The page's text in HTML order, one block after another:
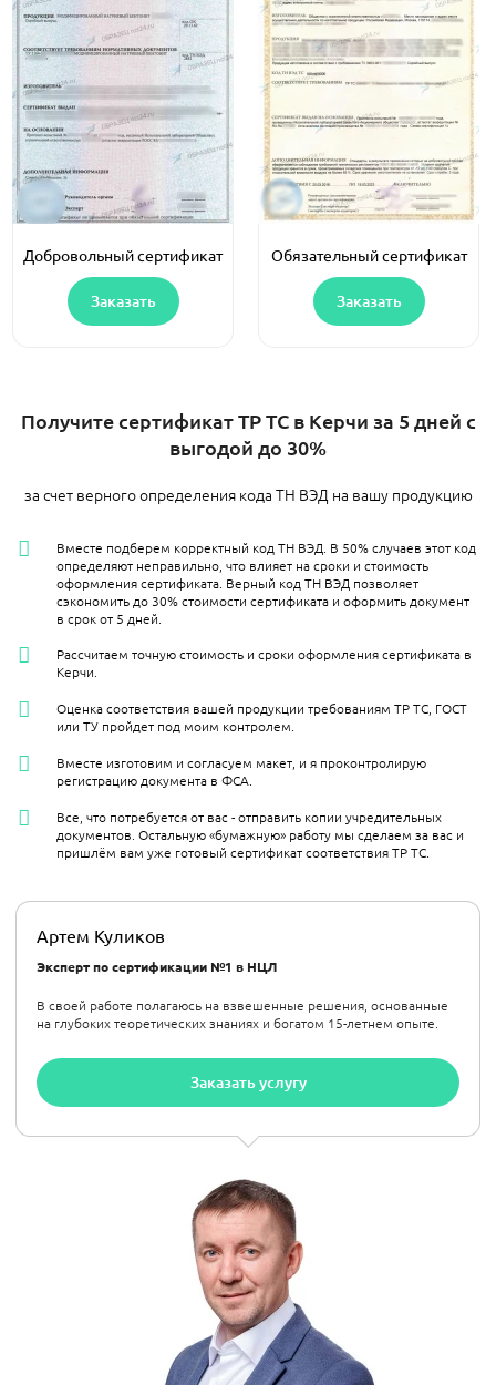
Добровольный сертификат
Заказать
Обязательный сертификат
Заказать
Получите сертификат ТР ТС в Керчи за 5 дней с
выгодой до 30%
за счет верного определения кода ТН ВЭД на вашу продукцию
Артем Куликов
Эксперт по сертификации №1 в НЦЛ
В своей работе полагаюсь на взвешенные решения, основанные
на глубоких теоретических знаниях и богатом 15-летнем опыте.
Заказать услугу
Вместе подберем корректный код ТН ВЭД. В 50% случаев этот код
определяют неправильно, что влияет на сроки и стоимость
оформления сертификата. Верный код ТН ВЭД позволяет
сэкономить до 30% стоимости сертификата и оформить документ
в срок от 5 дней.
Рассчитаем точную стоимость и сроки оформления сертификата в
Керчи.
Оценка соответствия вашей продукции требованиям ТР ТС, ГОСТ
или ТУ пройдет под моим контролем.
Вместе изготовим и согласуем макет, и я проконтролирую
регистрацию документа в ФСА.
Все, что потребуется от вас - отправить копии учредительных
документов. Остальную «бумажную» работу мы сделаем за вас и
пришлём вам уже готовый сертификат соответствия ТР ТС.